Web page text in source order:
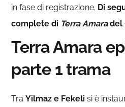
in fase di registrazione. Di
complete di Terra Amaradel
Terra Amara
parte 1 trama
TraYilmaz e Fekeli si è